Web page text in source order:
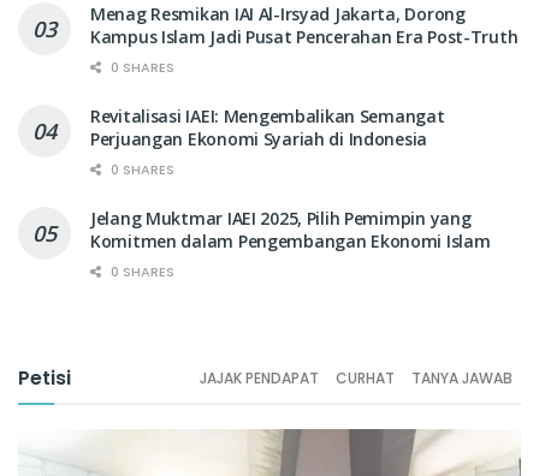
Menag Resmikan IAI Al-Irsyad Jakarta, Dorong
Kampus Islam Jadi Pusat Pencerahan Era Post-Truth
0 SHARES
Revitalisasi IAEI: Mengembalikan Semangat
Perjuangan Ekonomi Syariah di Indonesia
0 SHARES
Jelang Muktmar IAEI 2025, Pilih Pemimpin yang
Komitmen dalam Pengembangan Ekonomi Islam
0 SHARES
Petisi JAJAK PENDAPAT CURHAT TANYA JAWAB